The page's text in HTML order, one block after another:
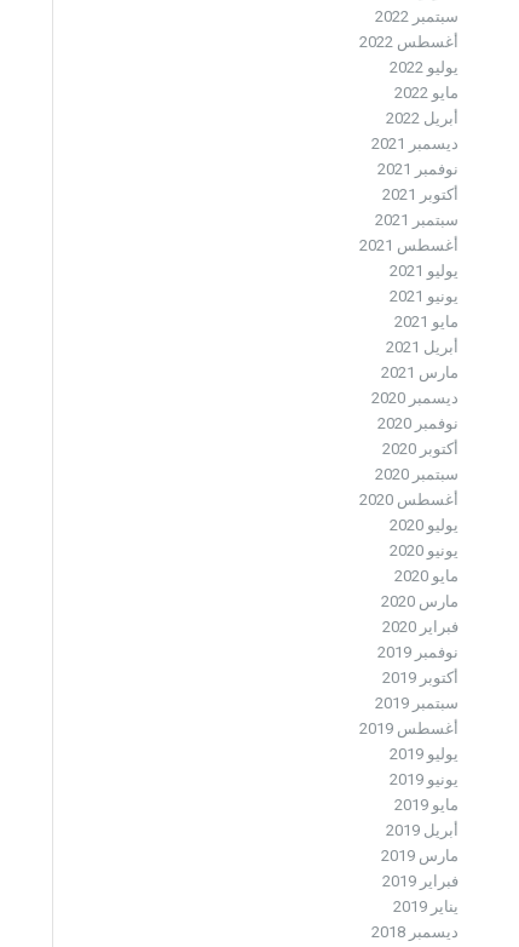
سبتمبر 2022
أغسطس 2022
يوليو 2022
مايو 2022
أبريل 2022
ديسمبر 2021
نوفمبر 2021
أكتوبر 2021
سبتمبر 2021
أغسطس 2021
يوليو 2021
يونيو 2021
مايو 2021
أبريل 2021
مارس 2021
ديسمبر 2020
نوفمبر 2020
أكتوبر 2020
سبتمبر 2020
أغسطس 2020
يوليو 2020
يونيو 2020
مايو 2020
مارس 2020
فبراير 2020
نوفمبر 2019
أكتوبر 2019
سبتمبر 2019
أغسطس 2019
يوليو 2019
يونيو 2019
مايو 2019
أبريل 2019
مارس 2019
فبراير 2019
يناير 2019
ديسمبر 2018